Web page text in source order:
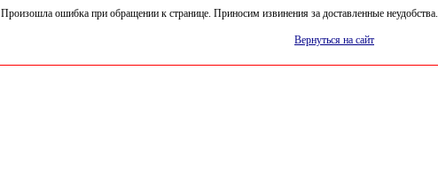
Произошла ошибка при обращении к странице. Приносим извинения за доставленные неудобства.
Вернуться на сайт